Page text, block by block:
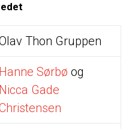
Thon Gruppen
Hanne Sørbø og
Nicca Gade